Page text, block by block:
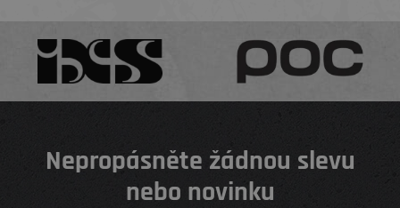
Nepropásněte žádnou slevu
nebo novinku